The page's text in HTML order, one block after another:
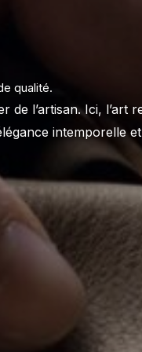
qualité.
de l’artisan. Ici, l’art
intemporelle